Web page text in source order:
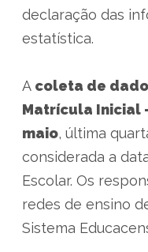
declaração das
estatística.
A coleta de
Matrícula Inicial
maio, última
considerada a
Escolar. Os
redes de ensino
Sistema